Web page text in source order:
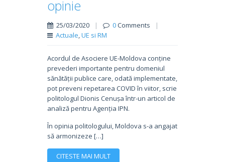
opinie
25/03/2020 | 0Comments
|
Actuale UE si RM
Acordul de Asociere UE-Moldova conține
prevederi importante pentru domeniul
sănătății publice care, odată implementate,
pot preveni repetarea COVID în viitor, scrie
politologul Dionis Cenușa într-un articol de
analiză pentru Agenția IPN.
În opinia politologului, Moldova s-a angajat
să armonizeze […]
CITESTE MAI MULT